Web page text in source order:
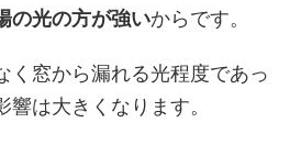
の光の方が強いからです。
く窓から漏れる光程度であっ
は大きくなります。